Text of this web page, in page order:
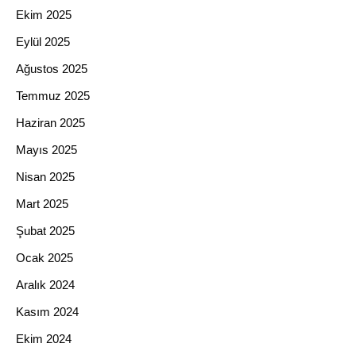
Ekim 2025
Eylül 2025
Ağustos 2025
Temmuz 2025
Haziran 2025
Mayıs 2025
Nisan 2025
Mart 2025
Şubat 2025
Ocak 2025
Aralık 2024
Kasım 2024
Ekim 2024